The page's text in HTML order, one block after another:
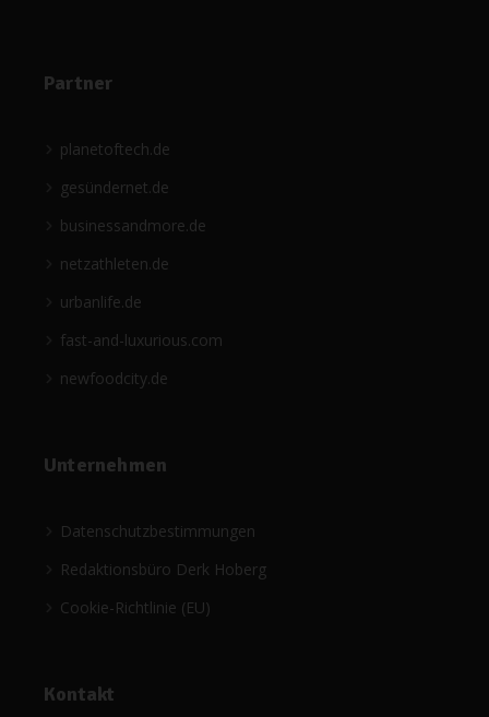
Partner
planetoftech.de
gesündernet.de
businessandmore.de
netzathleten.de
urbanlife.de
fast-and-luxurious.com
newfoodcity.de
Unternehmen
Datenschutzbestimmungen
Redaktionsbüro Derk Hoberg
Cookie-Richtlinie (EU)
Kontakt